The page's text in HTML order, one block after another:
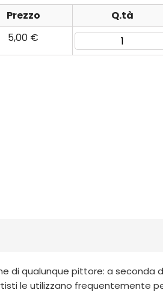
Prezzo Q.tà
5,00 €
di qualunque pittore: a seconda
le utilizzano frequentemente